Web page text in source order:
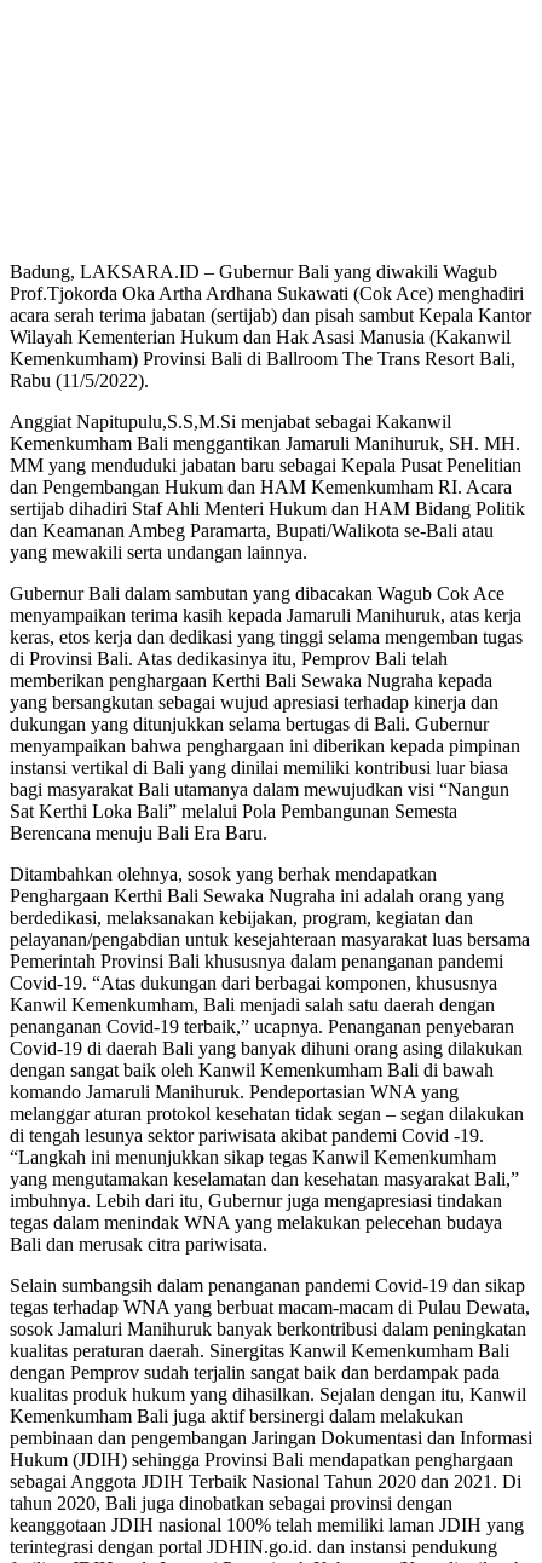
Badung, LAKSARA.ID – Gubernur Bali yang diwakili Wagub
Prof.Tjokorda Oka Artha Ardhana Sukawati (Cok Ace) menghadiri
acara serah terima jabatan (sertijab) dan pisah sambut Kepala Kantor
Wilayah Kementerian Hukum dan Hak Asasi Manusia (Kakanwil
Kemenkumham) Provinsi Bali di Ballroom The Trans Resort Bali,
Rabu (11/5/2022).
Anggiat Napitupulu,S.S,M.Si menjabat sebagai Kakanwil
Kemenkumham Bali menggantikan Jamaruli Manihuruk, SH. MH.
MM yang menduduki jabatan baru sebagai Kepala Pusat Penelitian
dan Pengembangan Hukum dan HAM Kemenkumham RI. Acara
sertijab dihadiri Staf Ahli Menteri Hukum dan HAM Bidang Politik
dan Keamanan Ambeg Paramarta, Bupati/Walikota se-Bali atau
yang mewakili serta undangan lainnya.
Gubernur Bali dalam sambutan yang dibacakan Wagub Cok Ace
menyampaikan terima kasih kepada Jamaruli Manihuruk, atas kerja
keras, etos kerja dan dedikasi yang tinggi selama mengemban tugas
di Provinsi Bali. Atas dedikasinya itu, Pemprov Bali telah
memberikan penghargaan Kerthi Bali Sewaka Nugraha kepada
yang bersangkutan sebagai wujud apresiasi terhadap kinerja dan
dukungan yang ditunjukkan selama bertugas di Bali. Gubernur
menyampaikan bahwa penghargaan ini diberikan kepada pimpinan
instansi vertikal di Bali yang dinilai memiliki kontribusi luar biasa
bagi masyarakat Bali utamanya dalam mewujudkan visi “Nangun
Sat Kerthi Loka Bali” melalui Pola Pembangunan Semesta
Berencana menuju Bali Era Baru.
Ditambahkan olehnya, sosok yang berhak mendapatkan
Penghargaan Kerthi Bali Sewaka Nugraha ini adalah orang yang
berdedikasi, melaksanakan kebijakan, program, kegiatan dan
pelayanan/pengabdian untuk kesejahteraan masyarakat luas bersama
Pemerintah Provinsi Bali khususnya dalam penanganan pandemi
Covid-19. “Atas dukungan dari berbagai komponen, khususnya
Kanwil Kemenkumham, Bali menjadi salah satu daerah dengan
penanganan Covid-19 terbaik,” ucapnya. Penanganan penyebaran
Covid-19 di daerah Bali yang banyak dihuni orang asing dilakukan
dengan sangat baik oleh Kanwil Kemenkumham Bali di bawah
komando Jamaruli Manihuruk. Pendeportasian WNA yang
melanggar aturan protokol kesehatan tidak segan – segan dilakukan
di tengah lesunya sektor pariwisata akibat pandemi Covid -19.
“Langkah ini menunjukkan sikap tegas Kanwil Kemenkumham
yang mengutamakan keselamatan dan kesehatan masyarakat Bali,”
imbuhnya. Lebih dari itu, Gubernur juga mengapresiasi tindakan
tegas dalam menindak WNA yang melakukan pelecehan budaya
Bali dan merusak citra pariwisata.
Selain sumbangsih dalam penanganan pandemi Covid-19 dan sikap
tegas terhadap WNA yang berbuat macam-macam di Pulau Dewata,
sosok Jamaluri Manihuruk banyak berkontribusi dalam peningkatan
kualitas peraturan daerah. Sinergitas Kanwil Kemenkumham Bali
dengan Pemprov sudah terjalin sangat baik dan berdampak pada
kualitas produk hukum yang dihasilkan. Sejalan dengan itu, Kanwil
Kemenkumham Bali juga aktif bersinergi dalam melakukan
pembinaan dan pengembangan Jaringan Dokumentasi dan Informasi
Hukum (JDIH) sehingga Provinsi Bali mendapatkan penghargaan
sebagai Anggota JDIH Terbaik Nasional Tahun 2020 dan 2021. Di
tahun 2020, Bali juga dinobatkan sebagai provinsi dengan
keanggotaan JDIH nasional 100% telah memiliki laman JDIH yang
terintegrasi dengan portal JDHIN.go.id. dan instansi pendukung